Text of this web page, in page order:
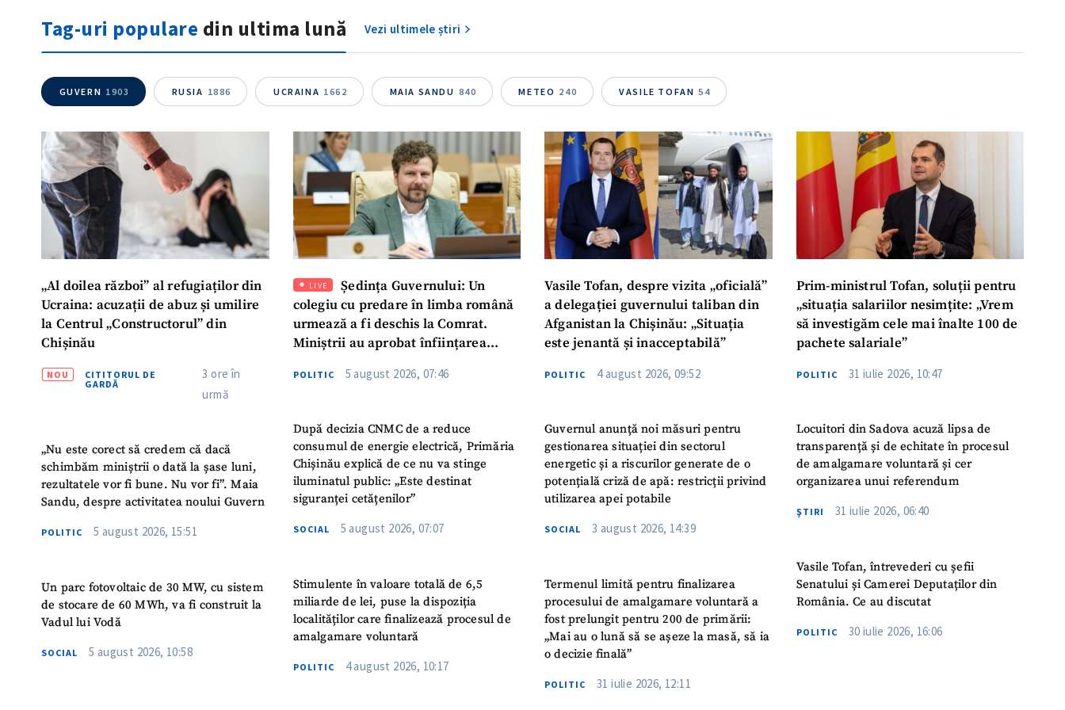
Tag-uri populare din ultima lună Vezi ultimele știri
GUVERN 1903 RUSIA 1886 UCRAINA 1662 MAIA SANDU 840 METEO 240 VASILE TOFAN 54
„Al doilea război” al refugiaților din
Ucraina: acuzații de abuz și umilire
la Centrul „Constructorul” din
Chișinău
NOU
CITITORUL DE
GARDĂ
3 ore în
urmă
„Nu este corect să credem că dacă
schimbăm miniștrii o dată la șase luni,
rezultatele vor fi bune. Nu vor fi”. Maia
Sandu, despre activitatea noului Guvern
POLITIC 5 august 2026, 15:51
Un parc fotovoltaic de 30 MW, cu sistem
de stocare de 60 MWh, va fi construit la
Vadul lui Vodă
SOCIAL 5 august 2026, 10:58
LIVE
Ședința Guvernului: Un
colegiu cu predare în limba română
urmează a fi deschis la Comrat.
Miniștrii au aprobat înființarea
Turc „Recep Tayyip Erdogan”
POLITIC 5 august 2026, 07:46
După decizia CNMC de a reduce
consumul de energie electrică, Primăria
Chișinău explică de ce nu va stinge
iluminatul public: „Este destinat
siguranței cetățenilor”
SOCIAL 5 august 2026, 07:07
Stimulente în valoare totală de 6,5
miliarde de lei, puse la dispoziția
localităților care finalizează procesul de
amalgamare voluntară
POLITIC 4 august 2026, 10:17
Vasile Tofan, despre vizita „oficială”
a delegației guvernului taliban din
Afganistan la Chișinău: „Situația
este jenantă și inacceptabilă”
POLITIC 4 august 2026, 09:52
Guvernul anunță noi măsuri pentru
gestionarea situației din sectorul
energetic și a riscurilor generate de o
potențială criză de apă: restricții privind
utilizarea apei potabile
SOCIAL 3 august 2026, 14:39
Termenul limită pentru finalizarea
procesului de amalgamare voluntară a
fost prelungit pentru 200 de primării:
„Mai au o lună să se așeze la masă, să ia
o decizie finală”
POLITIC 31 iulie 2026, 12:11
Prim-ministrul Tofan, soluții pentru
„situația salariilor nesimțite: „Vrem
să investigăm cele mai înalte 100 de
pachete salariale”
POLITIC 31 iulie 2026, 10:47
Locuitori din Sadova acuză lipsa de
transparență și de echitate în procesul
de amalgamare voluntară și cer
organizarea unui referendum
ŞTIRI 31 iulie 2026, 06:40
Vasile Tofan, întrevederi cu șefii
Senatului și Camerei Deputaților din
România. Ce au discutat
POLITIC 30 iulie 2026, 16:06